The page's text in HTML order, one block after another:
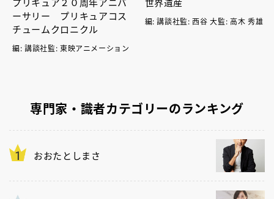
ーサリー プリキュアコス
チュームクロニクル
編: 講談社監: 東映アニメーション
編: 講談社監: 西谷 大監: 高木 秀雄
専門家・識者カテゴリーのランキング
おおたとしまさ